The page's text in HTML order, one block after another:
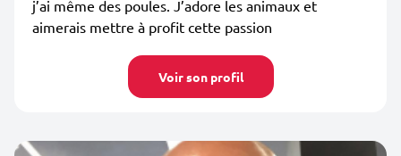
j’ai même des poules. J’adore les animaux et
aimerais mettre à profit cette passion
Voir son profil